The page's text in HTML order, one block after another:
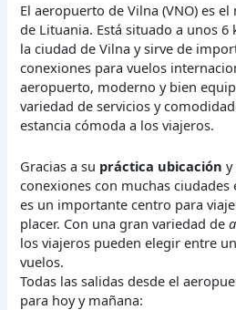
El aeropuerto de Vilna (VNO) es
de Lituania. Está situado a unos
la ciudad de Vilna y sirve de
conexiones para vuelos
aeropuerto, moderno y bien
variedad de servicios y
estancia cómoda a los viajeros.
Gracias a su práctica ubicación y
conexiones con muchas
es un importante centro para
placer. Con una gran variedad de
los viajeros pueden elegir entre
vuelos.
Todas las salidas desde el
para hoy y mañana: